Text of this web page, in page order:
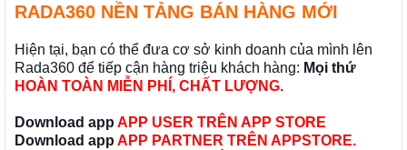
RADA360 NỀN TẢNG BÁN HÀNG MỚI
Hiện tại, bạn có thể đưa cơ sở kinh doanh của mình lên
Rada360 để tiếp cận hàng triệu khách hàng: Mọi thứ
HOÀN TOÀN MIỄN PHÍ, CHẤT LƯỢNG.
Download app APP USER TRÊN APP STORE
Download app APP PARTNER TRÊN APPSTORE.